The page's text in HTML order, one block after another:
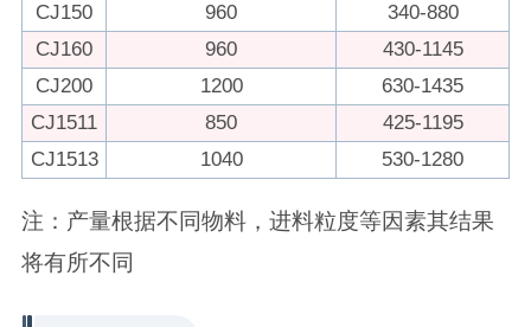
CJ150
960
340-880
CJ160
960
430-1145
CJ200
1200
630-1435
CJ1511
850
425-1195
CJ1513
1040 530-1280
注：产量根据不同物料，进料粒度等因素其结果
将有所不同